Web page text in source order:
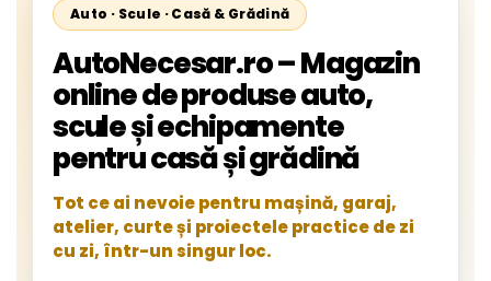
Auto · Scule · Casă & Grădină
AutoNecesar.ro – Magazin
online de produse auto,
scule și echipamente
pentru casă și grădină
Tot ce ai nevoie pentru mașină, garaj,
atelier, curte și proiectele practice de zi
cu zi, într-un singur loc.